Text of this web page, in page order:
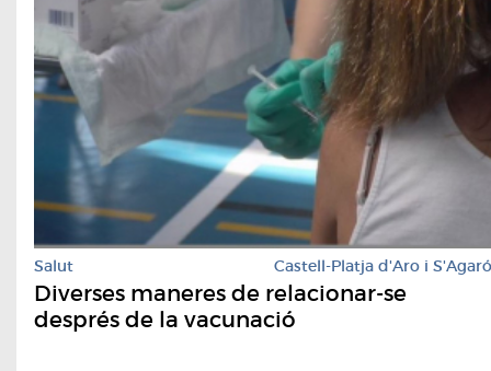
Salut Castell-Platja d'Aro i S'Agaró
Diverses maneres de relacionar-se
després de la vacunació